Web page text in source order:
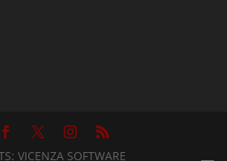
VICENZA SOFTWARE